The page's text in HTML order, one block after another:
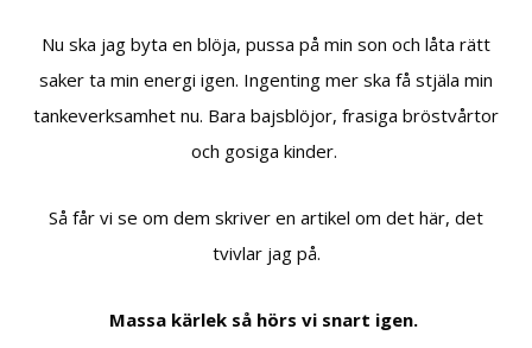
Nu ska jag byta en blöja, pussa på min son och låta rätt
saker ta min energi igen. Ingenting mer ska få stjäla min
tankeverksamhet nu. Bara bajsblöjor, frasiga bröstvårtor
och gosiga kinder.
Så får vi se om dem skriver en artikel om det här, det
tvivlar jag på.
Massa kärlek så hörs vi snart igen.